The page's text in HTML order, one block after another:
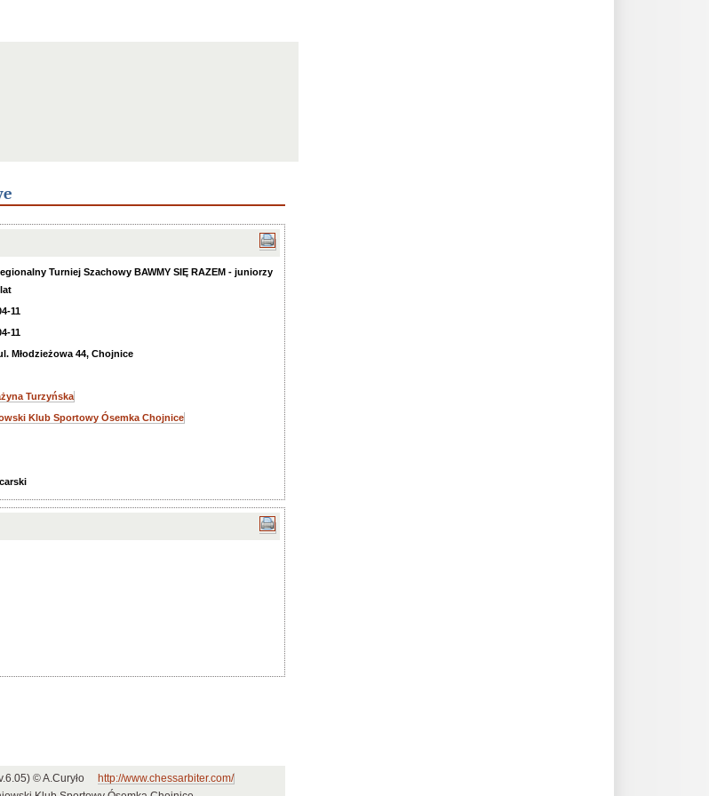
Turniej Szachowy BAWMY SIĘ RAZEM - juniorzy
11
11
Młodzieżowa 44, Chojnice
Turzyńska
Klub Sportowy Ósemka Chojnice
© A.Curyło
http://www.chessarbiter.com/